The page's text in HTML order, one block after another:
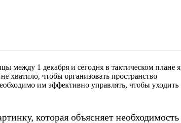
между 1 декабря и сегодня в тактическом плане я
хватило, чтобы организовать пространство
им эффективно управлять, чтобы уходить
которая объясняет необходимость